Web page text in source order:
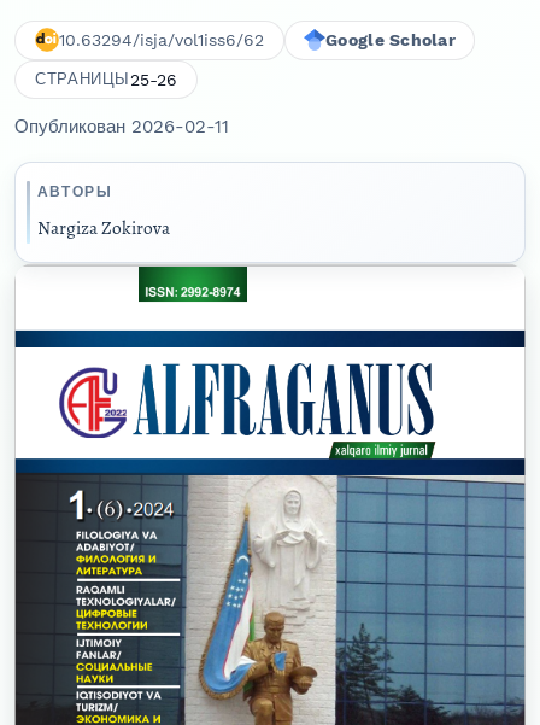
10.63294/isja/vol1iss6/62 Google Scholar
СТРАНИЦЫ25-26
Опубликован 2026-02-11
АВТОРЫ
Nargiza Zokirova